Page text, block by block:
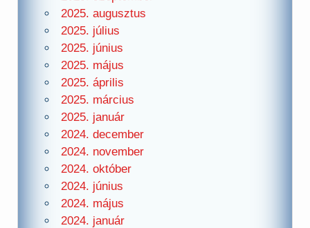
2025. augusztus
2025. július
2025. június
2025. május
2025. április
2025. március
2025. január
2024. december
2024. november
2024. október
2024. június
2024. május
2024. január